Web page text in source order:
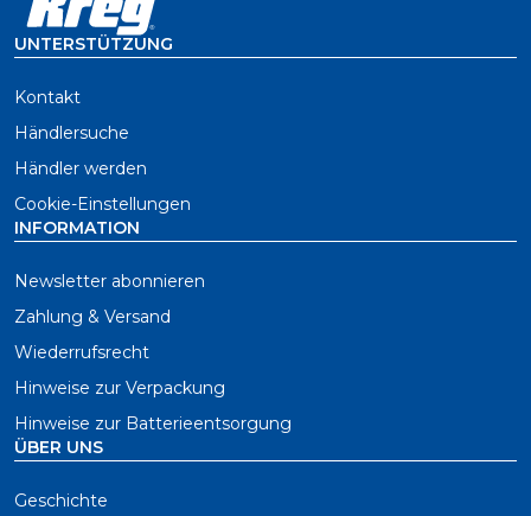
UNTERSTÜTZUNG
Kontakt
Händlersuche
Händler werden
Cookie-Einstellungen
INFORMATION
Newsletter abonnieren
Zahlung & Versand
Wiederrufsrecht
Hinweise zur Verpackung
Hinweise zur Batterieentsorgung
ÜBER UNS
Geschichte